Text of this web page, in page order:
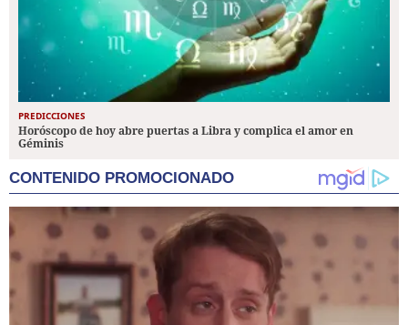
PREDICCIONES
Horóscopo de hoy abre puertas a Libra y complica el amor en
Géminis
CONTENIDO PROMOCIONADO